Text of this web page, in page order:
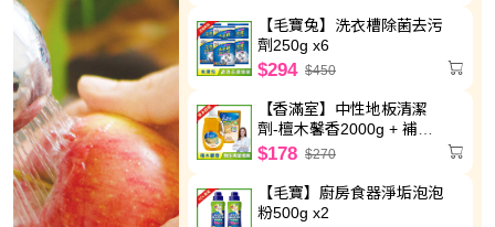
【毛寶兔】洗衣槽除菌去污
劑250g x6
$294 $450
【香滿室】中性地板清潔
劑-檀木馨香2000g + 補充
包1800g
$178 $270
【毛寶】廚房食器淨垢泡泡
粉500g x2